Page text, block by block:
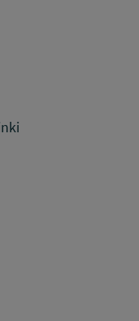
YouTube
kohteessa:kohteessa: